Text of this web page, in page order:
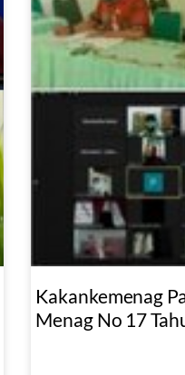
Kakankemenag
Menag No 17